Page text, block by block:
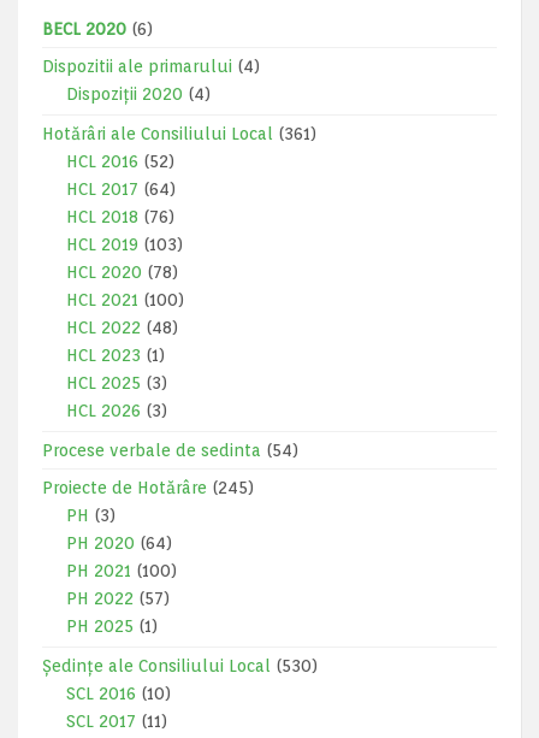
BECL 2020 (6)
Dispozitii ale primarului (4)
Dispoziții 2020 (4)
Hotărâri ale Consiliului Local
(361)
HCL 2016 (52)
HCL 2017 (64)
HCL 2018 (76)
HCL 2019 (103)
HCL 2020 (78)
HCL 2021 (100)
HCL 2022 (48)
HCL 2023 (1)
HCL 2025 (3)
HCL 2026 (3)
Procese verbale de sedinta (54)
Proiecte de Hotărâre (245)
PH (3)
PH 2020 (64)
PH 2021 (100)
PH 2022 (57)
PH 2025 (1)
Ședințe ale Consiliului Local
(530)
SCL 2016 (10)
SCL 2017 (11)